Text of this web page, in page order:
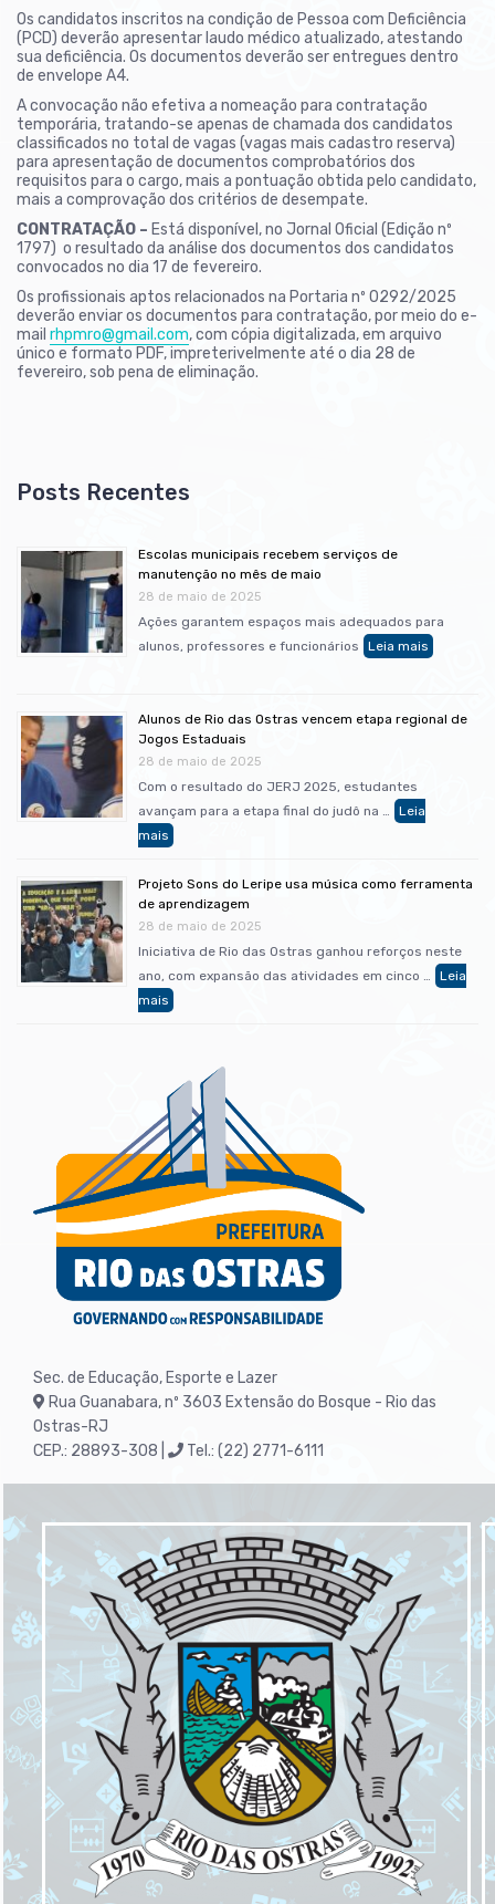
Os candidatos inscritos na condição de Pessoa com Deficiência
(PCD) deverão apresentar laudo médico atualizado, atestando
sua deficiência. Os documentos deverão ser entregues dentro
de envelope A4.
A convocação não efetiva a nomeação para contratação
temporária, tratando-se apenas de chamada dos candidatos
classificados no total de vagas (vagas mais cadastro reserva)
para apresentação de documentos comprobatórios dos
requisitos para o cargo, mais a pontuação obtida pelo candidato,
mais a comprovação dos critérios de desempate.
CONTRATAÇÃO – Está disponível, no Jornal Oficial (Edição nº
1797) o resultado da análise dos documentos dos candidatos
convocados no dia 17 de fevereiro.
Os profissionais aptos relacionados na Portaria nº 0292/2025
deverão enviar os documentos para contratação, por meio do e-
mail rhpmro@gmail.com, com cópia digitalizada, em arquivo
único e formato PDF, impreterivelmente até o dia 28 de
fevereiro, sob pena de eliminação.
Escolas municipais recebem serviços de
manutenção no mês de maio
28 de maio de 2025
Ações garantem espaços mais adequados para
alunos, professores e funcionários
Alunos de Rio das Ostras vencem etapa regional de
Jogos Estaduais
28 de maio de 2025
Com o resultado do JERJ 2025, estudantes
avançam para a etapa final do judô na …
Projeto Sons do Leripe usa música como ferramenta
de aprendizagem
28 de maio de 2025
Iniciativa de Rio das Ostras ganhou reforços neste
ano, com expansão das atividades em cinco …
Sec. de Educação, Esporte e Lazer
Rua Guanabara, nº 3603 Extensão do Bosque - Rio das
Ostras-RJ
CEP.: 28893-308 |
Tel.: (22) 2771-6111